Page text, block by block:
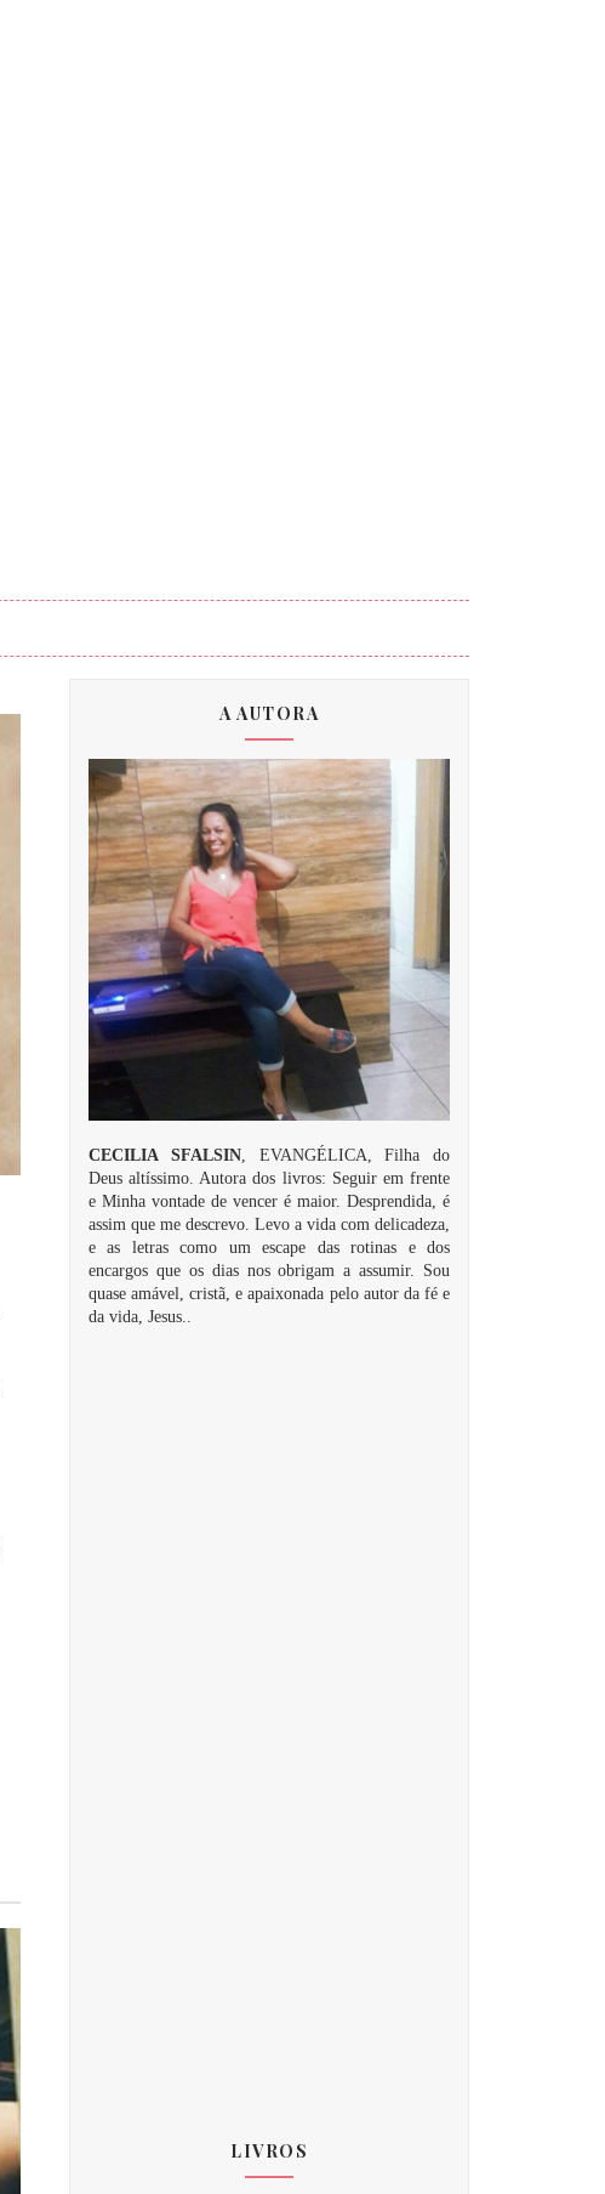
A AUTORA
CECILIA SFALSIN, EVANGÉLICA, Filha do
Deus altíssimo. Autora dos livros: Seguir em frente
e Minha vontade de vencer é maior. Desprendida, é
assim que me descrevo. Levo a vida com delicadeza,
e as letras como um escape das rotinas e dos
encargos que os dias nos obrigam a assumir. Sou
quase amável, cristã, e apaixonada pelo autor da fé e
da vida, Jesus..
LIVROS